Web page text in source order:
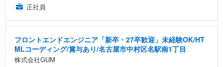
正社員
フロントエンドエンジニア「新卒・27卒歓迎」未経験OK/HT
MLコーディング/賞与あり/名古屋市中村区名駅南1丁目
株式会社GUM